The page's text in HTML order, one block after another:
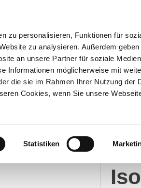
zu personalisieren, Funktionen für
zu analysieren. Außerdem geben
an unsere Partner für soziale
Informationen möglicherweise mit
die sie im Rahmen Ihrer Nutzung der
Cookies, wenn Sie unsere
Statistiken
Onlineshop